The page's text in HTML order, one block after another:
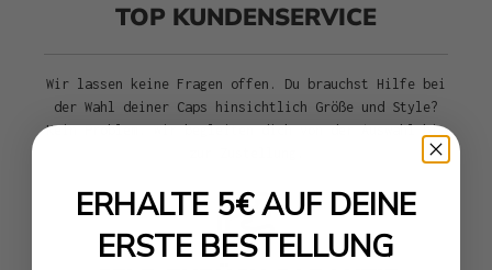
TOP KUNDENSERVICE
Wir lassen keine Fragen offen. Du brauchst Hilfe bei
der Wahl deiner Caps hinsichtlich Größe und Style?
Kein Problem. Wir begleiten dich von der Auswahl bis
ERHALTE 5€ AUF DEINE
ERSTE BESTELLUNG